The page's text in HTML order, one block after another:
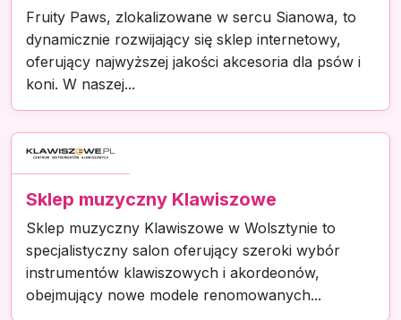
Fruity Paws, zlokalizowane w sercu Sianowa, to
dynamicznie rozwijający się sklep internetowy,
oferujący najwyższej jakości akcesoria dla psów i
koni. W naszej...
Sklep muzyczny Klawiszowe
Sklep muzyczny Klawiszowe w Wolsztynie to
specjalistyczny salon oferujący szeroki wybór
instrumentów klawiszowych i akordeonów,
obejmujący nowe modele renomowanych...